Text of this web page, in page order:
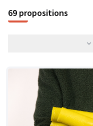
69 propositions